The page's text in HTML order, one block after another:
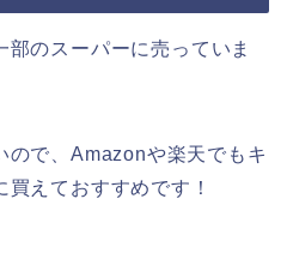
のスーパーに売っていま
ので、Amazonや楽天でもキ
えておすすめです！